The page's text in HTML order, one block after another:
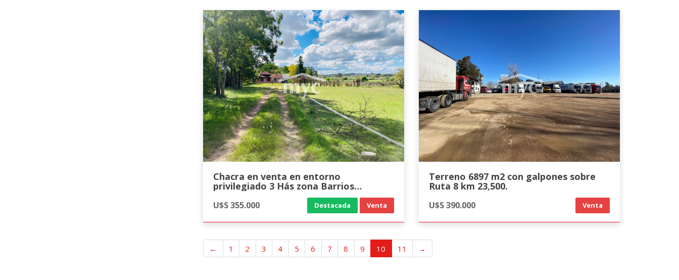
Chacra en venta en entorno
privilegiado 3 Hás zona Barrios
U$S 355.000 Destacada Venta
Terreno 6897 m2 con galpones sobre
Ruta 8 km 23,500.
U$S 390.000 Venta
← 1 2 3 4 5 6 7 8 9 10 11 →